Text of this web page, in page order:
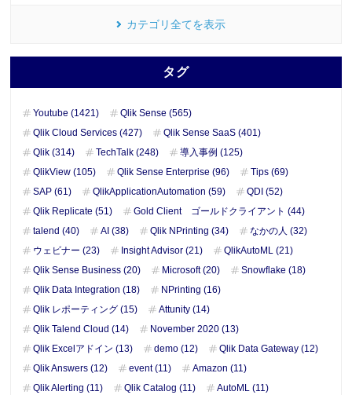
カテゴリ全てを表示
タグ
Youtube (1421)
Qlik Sense (565)
Qlik Cloud Services (427)
Qlik Sense SaaS (401)
Qlik (314)
TechTalk (248)
導入事例 (125)
QlikView (105)
Qlik Sense Enterprise (96)
Tips (69)
SAP (61)
QlikApplicationAutomation (59)
QDI (52)
Qlik Replicate (51)
Gold Client ゴールドクライアント (44)
talend (40)
AI (38) Qlik NPrinting (34)
なかの人 (32)
ウェビナー (23)
Insight Advisor (21)
QlikAutoML (21)
Qlik Sense Business (20)
Microsoft (20)
Snowflake (18)
Qlik Data Integration (18)
NPrinting (16)
Qlik レポーティング (15)
Attunity (14)
Qlik Talend Cloud (14)
November 2020 (13)
Qlik Excelアドイン (13)
demo (12)
Qlik Data Gateway (12)
Qlik Answers (12)
event (11)
Amazon (11)
Qlik Alerting (11)
Qlik Catalog (11)
AutoML (11)